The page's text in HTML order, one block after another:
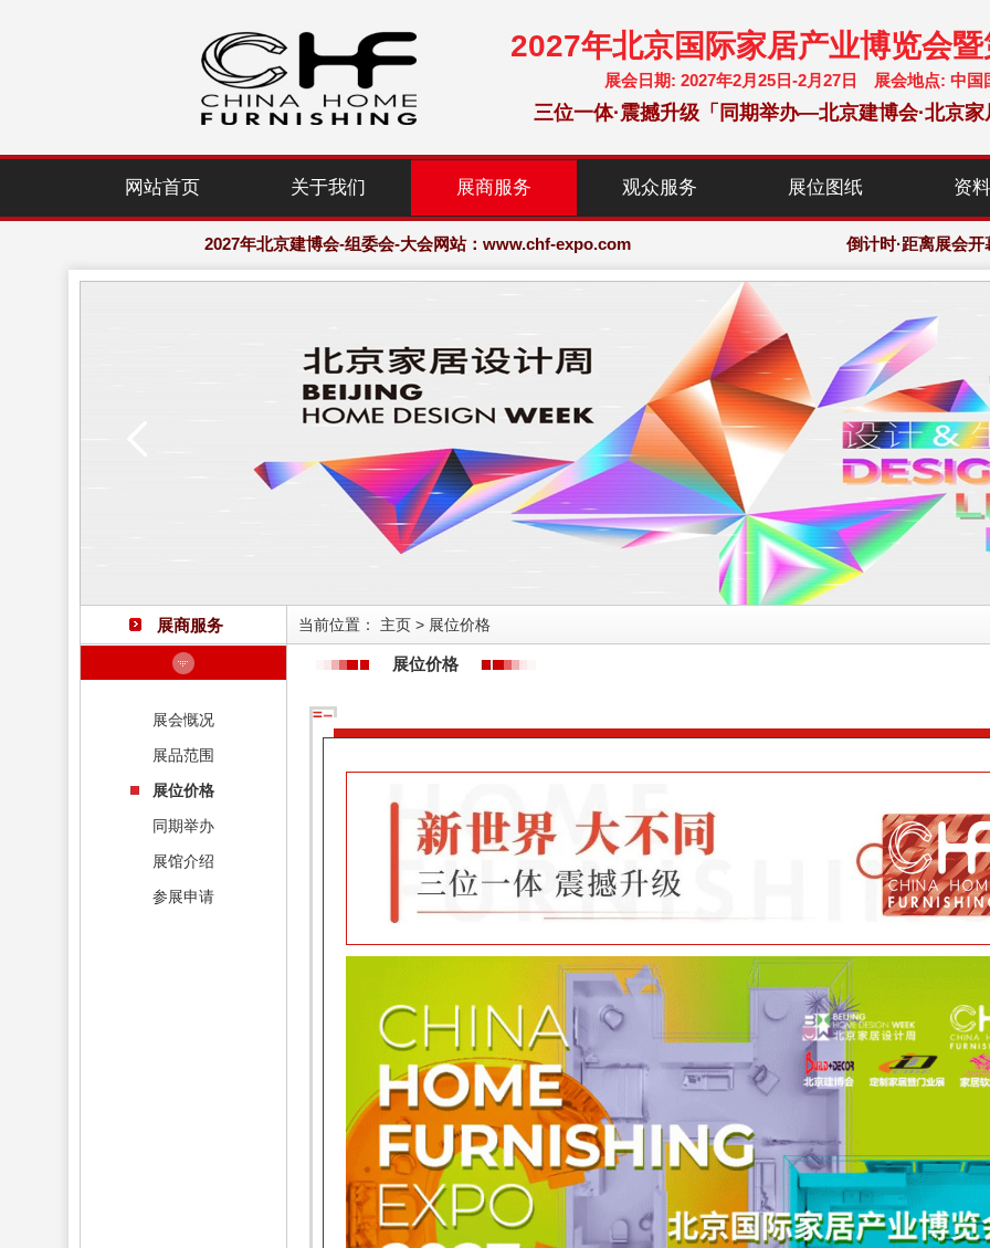
2027年北京国际家居产业博览会
展会日期: 2027年2月25日-2月27日 展会地点: 中国
三位一体·震撼升级「同期举办—北京建博会·北京
网站首页 关于我们 展商服务 观众服务 展位图纸 资
2027年北京建博会-组委会-大会网站：www.chf-expo.com
2027年北京建博会-组委会-大会网站：www.chf-expo.com
欢迎访问·2027年北京国际家居产业博览会·大会网站
倒计时·距离展会开
展商服务
展会慨况
展品范围
展位价格
同期举办
展馆介绍
参展申请
当前位置： 主页 > 展位价格
展位价格